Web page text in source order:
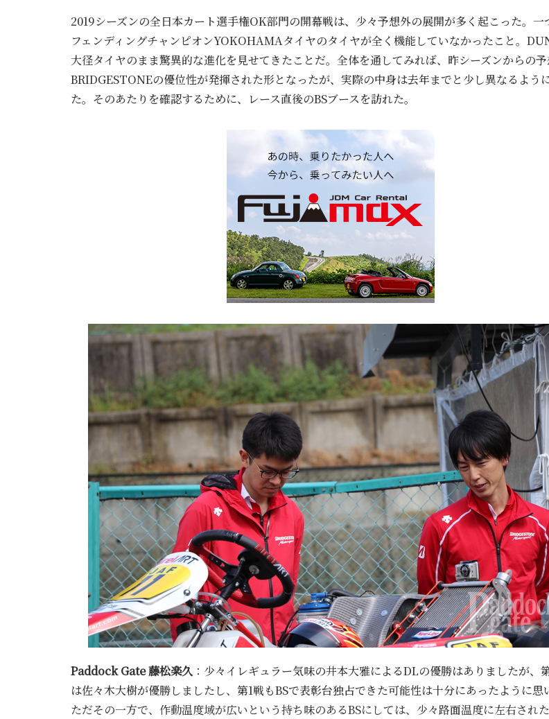
2019シーズンの全日本カート選手権OK部門の開幕戦は、少々予想外の展開が多く起こった。一
フェンディングチャンピオンYOKOHAMAタイヤのタイヤが全く機能していなかったこと。
大径タイヤのまま驚異的な進化を見せてきたことだ。全体を通してみれば、昨シーズンからの予
BRIDGESTONEの優位性が発揮された形となったが、実際の中身は去年までと少し異なるよう
た。そのあたりを確認するために、レース直後のBSブースを訪れた。
Paddock Gate 藤松楽久：少々イレギュラー気味の井本大雅によるDLの優勝はありましたが、
は佐々木大樹が優勝しましたし、第1戦もBSで表彰台独占できた可能性は十分にあったように思
ただその一方で、作動温度域が広いという持ち味のあるBSにしては、少々路面温度に左右され